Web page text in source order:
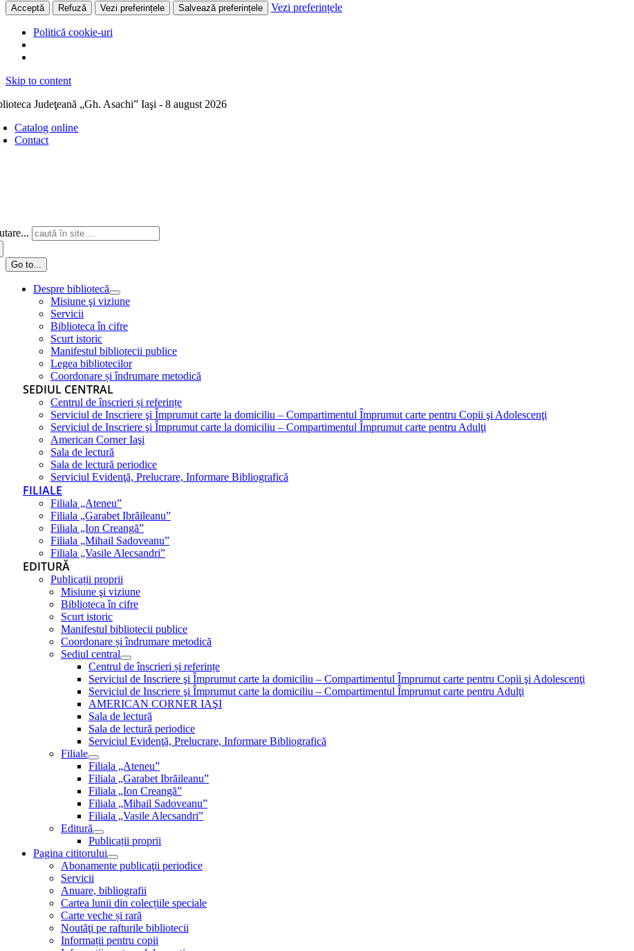
Acceptă Refuză Vezi preferințele Salvează preferințele Vezi preferințele
Politică cookie-uri
Skip to content
Judeţeană „Gh. Asachi” Iaşi - 8 august 2026
Catalog online
Contact
Go to...
Despre bibliotecă
Misiune şi viziune
Servicii
Biblioteca în cifre
Scurt istoric
Manifestul bibliotecii publice
Legea bibliotecilor
Coordonare și îndrumare metodică
SEDIUL CENTRAL
Centrul de înscrieri și referințe
Serviciul de Inscriere şi Împrumut carte la domiciliu – Compartimentul Împrumut carte pentru Copii şi Adolescenţi
Serviciul de Inscriere şi Împrumut carte la domiciliu – Compartimentul Împrumut carte pentru Adulţi
American Corner Iaşi
Sala de lectură
Sala de lectură periodice
Serviciul Evidenţă, Prelucrare, Informare Bibliografică
FILIALE
Filiala „Ateneu”
Filiala „Garabet Ibrăileanu”
Filiala „Ion Creangă”
Filiala „Mihail Sadoveanu”
Filiala „Vasile Alecsandri”
EDITURĂ
Publicații proprii
Misiune şi viziune
Biblioteca în cifre
Scurt istoric
Manifestul bibliotecii publice
Coordonare și îndrumare metodică
Sediul central
Centrul de înscrieri și referințe
Serviciul de Inscriere şi Împrumut carte la domiciliu – Compartimentul Împrumut carte pentru Copii şi Adolescenţi
Serviciul de Inscriere şi Împrumut carte la domiciliu – Compartimentul Împrumut carte pentru Adulţi
AMERICAN CORNER IAŞI
Sala de lectură
Sala de lectură periodice
Serviciul Evidenţă, Prelucrare, Informare Bibliografică
Filiale
Filiala „Ateneu”
Filiala „Garabet Ibrăileanu”
Filiala „Ion Creangă”
Filiala „Mihail Sadoveanu”
Filiala „Vasile Alecsandri”
Editură
Publicații proprii
Pagina cititorului
Abonamente publicaţii periodice
Servicii
Anuare, bibliografii
Cartea lunii din colecțiile speciale
Carte veche și rară
Noutăţi pe rafturile bibliotecii
Informații pentru copii